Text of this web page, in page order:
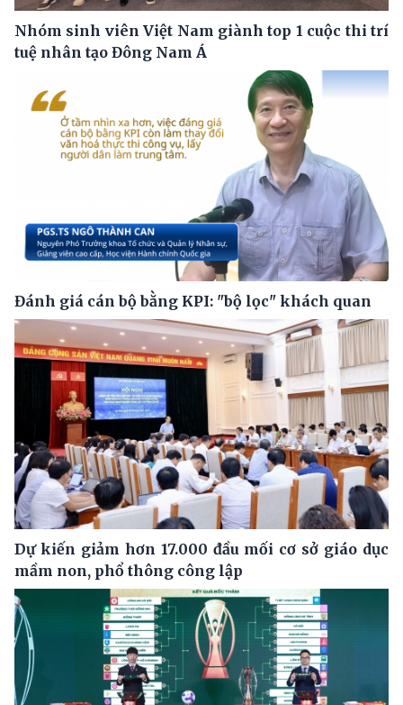
Nhóm sinh viên Việt Nam giành top 1 cuộc thi trí
tuệ nhân tạo Đông Nam Á
Đánh giá cán bộ bằng KPI: "bộ lọc" khách quan
Dự kiến giảm hơn 17.000 đầu mối cơ sở giáo dục
mầm non, phổ thông công lập